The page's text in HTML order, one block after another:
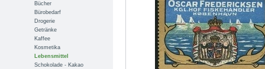
Bücher
Bürobedarf
Drogerie
Getränke
Kaffee
Kosmetika
Lebensmittel
Schokolade - Kakao